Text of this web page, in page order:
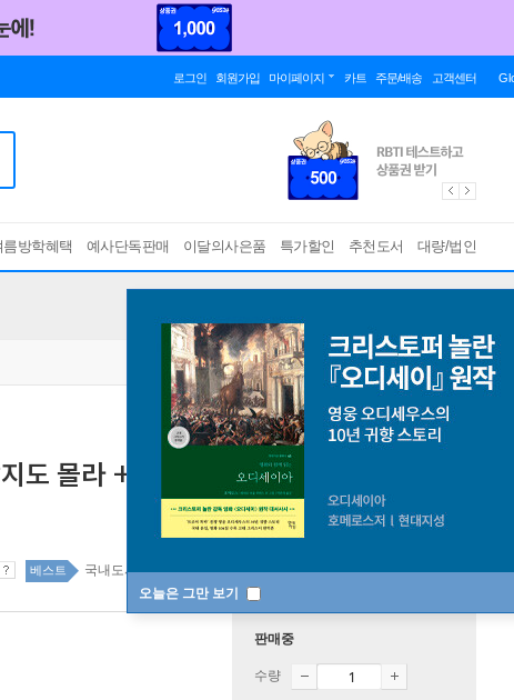
로그인 회원가입 마이페이지 카트 주문/배송 고객센터
름방학혜택 예사단독판매 이달의사은품 특가할인 추천도서 대량/법인
오늘은 그만 보기
도 몰라 +플러스 김용택의 시의적절한 질문의 시
베스트 국내도서 top20 6주
판매중
수량